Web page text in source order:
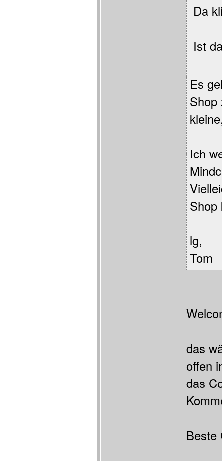
Da
Ist
Es
Shop
Ich
lg,
Tom
das
offen
das
Beste